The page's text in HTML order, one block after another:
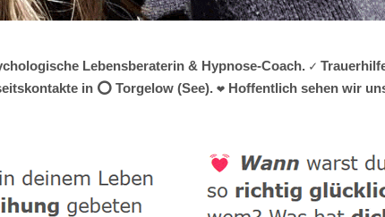
Lebensberaterin & Hypnose-Coach. ✓
in ⭕ Torgelow (See). ❤ Hoffentlich sehen wir